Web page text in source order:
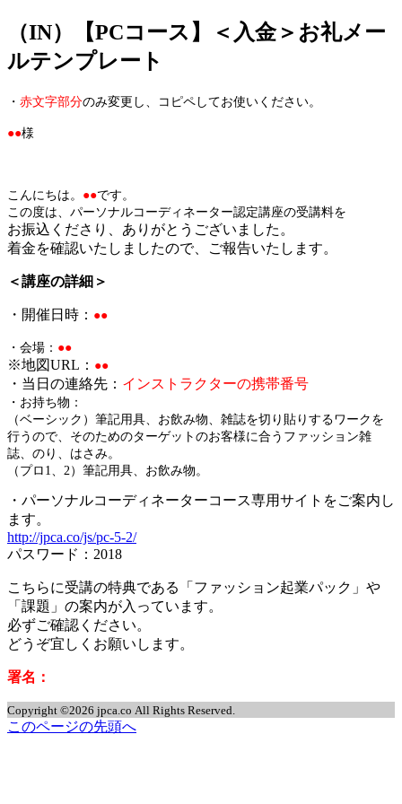
jpca.co
（IN）【PCコース】＜入金＞お礼メー
ルテンプレート
・ 赤文字部分のみ変更し、コピペしてお使いください。
●●様
こんにちは。 ●●です。
この度は、パーソナルコーディネーター認定講座の受講料を
お振込くださり、ありがとうございました。
着金を確認いたしましたので、ご報告いたします。
＜講座の詳細＞
・開催日時： ●●
・会場： ●●
※地図URL： ●●
・当日の連絡先： インストラクターの携帯番号
・お持ち物：
（ベーシック）筆記用具、お飲み物、雑誌を切り貼りするワークを
行うので、そのためのターゲットのお客様に合うファッション雑
誌、のり、はさみ。
（プロ1、2）筆記用具、お飲み物。
・パーソナルコーディネーターコース専用サイトをご案内し
ます。
http://jpca.co/js/pc-5-2/
パスワード：2018
こちらに受講の特典である「ファッション起業パック」や
「課題」の案内が入っています。
必ずご確認ください。
どうぞ宜しくお願いします。
署名：
Copyright ©2026 jpca.co All Rights Reserved.
このページの先頭へ